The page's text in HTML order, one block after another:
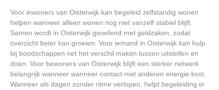
Voor inwoners van Oisterwijk kan begeleid zelfstandig wonen
helpen wanneer alleen wonen nog niet vanzelf stabiel blijft.
Samen wordt in Oisterwijk geoefend met geldzaken, zodat
overzicht beter kan groeien. Voor iemand in Oisterwijk kan hulp
bij boodschappen net het verschil maken tussen uitstellen en
doen. Voor bewoners van Oisterwijk blijft een sterker netwerk
belangrijk wanneer wanneer contact met anderen energie kost.
Wanneer als dagen zonder ritme verlopen, helpt begeleiding in